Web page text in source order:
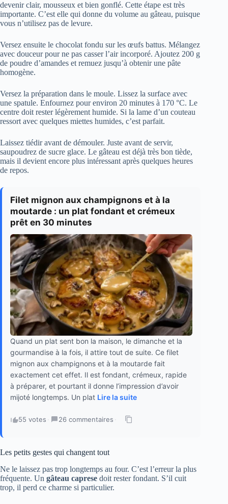
devenir clair, mousseux et bien gonflé. Cette étape est très
importante. C’est elle qui donne du volume au gâteau, puisque
vous n’utilisez pas de levure.
Versez ensuite le chocolat fondu sur les œufs battus. Mélangez
avec douceur pour ne pas casser l’air incorporé. Ajoutez 200 g
de poudre d’amandes et remuez jusqu’à obtenir une pâte
homogène.
Versez la préparation dans le moule. Lissez la surface avec
une spatule. Enfournez pour environ 20 minutes à 170 °C. Le
centre doit rester légèrement humide. Si la lame d’un couteau
ressort avec quelques miettes humides, c’est parfait.
Laissez tiédir avant de démouler. Juste avant de servir,
saupoudrez de sucre glace. Le gâteau est déjà très bon tiède,
mais il devient encore plus intéressant après quelques heures
de repos.
Filet mignon aux champignons et à la
moutarde : un plat fondant et crémeux
prêt en 30 minutes
Quand un plat sent bon la maison, le dimanche et la
gourmandise à la fois, il attire tout de suite. Ce filet
mignon aux champignons et à la moutarde fait
exactement cet effet. Il est fondant, crémeux, rapide
à préparer, et pourtant il donne l’impression d’avoir
mijoté longtemps. Un plat Lire la suite
55 votes · 26 commentaires ·
Les petits gestes qui changent tout
Ne le laissez pas trop longtemps au four. C’est l’erreur la plus
fréquente. Un gâteau caprese doit rester fondant. S’il cuit
trop, il perd ce charme si particulier.